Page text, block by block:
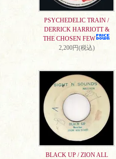
PSYCHEDELIC TRAIN /
DERRICK HARRIOTT &
THE CHOSEN FEW
2,200円(税込)
BLACK UP / ZION ALL